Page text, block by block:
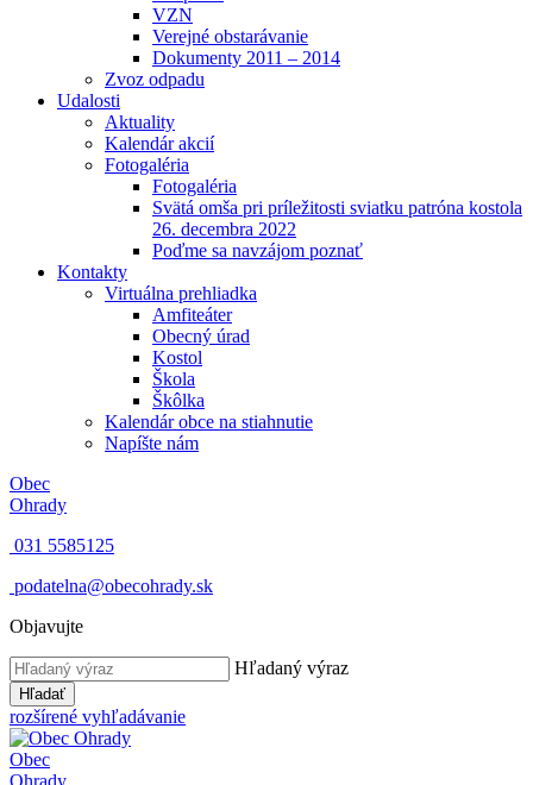
VZN
Verejné obstarávanie
Dokumenty 2011 – 2014
Zvoz odpadu
Udalosti
Aktuality
Kalendár akcií
Fotogaléria
Fotogaléria
Svätá omša pri príležitosti sviatku patróna kostola
26. decembra 2022
Poďme sa navzájom poznať
Kontakty
Virtuálna prehliadka
Amfiteáter
Obecný úrad
Kostol
Škola
Škôlka
Kalendár obce na stiahnutie
Napíšte nám
Obec
Ohrady
031 5585125
podatelna@obecohrady.sk
Objavujte
Hľadaný výraz
Hľadať
rozšírené vyhľadávanie
Obec
Ohrady